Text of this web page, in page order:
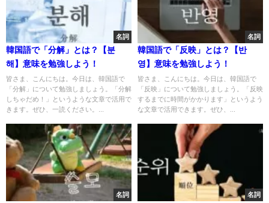
名詞
韓国語で「分解」とは？【분
해】意味を勉強しよう！
皆さま、こんにちは。今日は、韓国語で
「分解」について勉強しましょう。「分解
しちゃだめ！」というような文章で活用で
きます。ぜひ、一読ください。...
名詞
韓国語で「反映」とは？【반
영】意味を勉強しよう！
皆さま、こんにちは。今日は、韓国語で
「反映」について勉強しましょう。「反映
するまでに時間がかかります」というよう
な文章で活用できます。ぜひ、...
名詞 名詞